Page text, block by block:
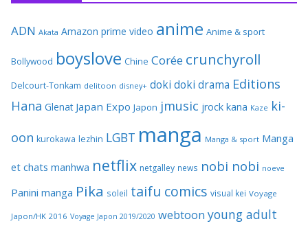
ADN Akata Amazon prime video anime Anime & sport
Bollywood boyslove Chine Corée crunchyroll
Delcourt-Tonkam delitoon disney+ doki doki drama Editions
Hana Glenat Japan Expo Japon jmusic jrock kana Kaze ki-
oon kurokawa lezhin LGBT manga Manga & sport Manga
et chats manhwa netflix netgalley news nobi nobi noeve
Panini manga Pika soleil taifu comics visual kei Voyage
Japon/HK 2016 Voyage Japon 2019/2020 webtoon young adult